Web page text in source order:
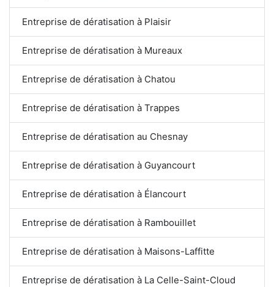
Entreprise de dératisation à Plaisir
Entreprise de dératisation à Mureaux
Entreprise de dératisation à Chatou
Entreprise de dératisation à Trappes
Entreprise de dératisation au Chesnay
Entreprise de dératisation à Guyancourt
Entreprise de dératisation à Élancourt
Entreprise de dératisation à Rambouillet
Entreprise de dératisation à Maisons-Laffitte
Entreprise de dératisation à La Celle-Saint-Cloud